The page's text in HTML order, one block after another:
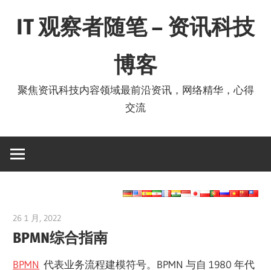
IT 观察者随笔 – 资讯科技
博客
聚焦资讯科技内容领域最前沿资讯，网络精华，心得
交流
26 1 月, 2022
BPMN综合指南
BPMN 代表业务流程建模符号。BPMN 与自 1980 年代